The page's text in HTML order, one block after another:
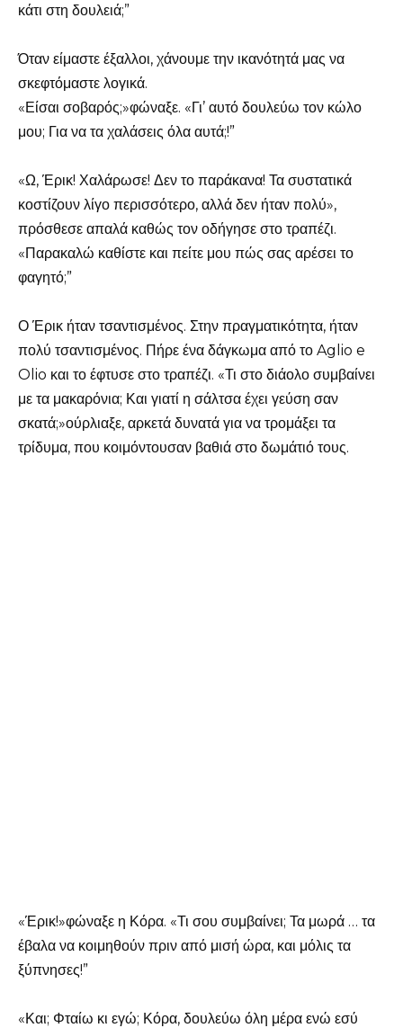
κάτι στη δουλειά;”
Όταν είμαστε έξαλλοι, χάνουμε την ικανότητά μας να
σκεφτόμαστε λογικά.
«Είσαι σοβαρός;»φώναξε. «Γι’ αυτό δουλεύω τον κώλο
μου; Για να τα χαλάσεις όλα αυτά;!”
«Ω, Έρικ! Χαλάρωσε! Δεν το παράκανα! Τα συστατικά
κοστίζουν λίγο περισσότερο, αλλά δεν ήταν πολύ»,
πρόσθεσε απαλά καθώς τον οδήγησε στο τραπέζι.
«Παρακαλώ καθίστε και πείτε μου πώς σας αρέσει το
φαγητό;”
Ο Έρικ ήταν τσαντισμένος. Στην πραγματικότητα, ήταν
πολύ τσαντισμένος. Πήρε ένα δάγκωμα από το Aglio e
Olio και το έφτυσε στο τραπέζι. «Τι στο διάολο συμβαίνει
με τα μακαρόνια; Και γιατί η σάλτσα έχει γεύση σαν
σκατά;»ούρλιαξε, αρκετά δυνατά για να τρομάξει τα
τρίδυμα, που κοιμόντουσαν βαθιά στο δωμάτιό τους.
«Έρικ!»φώναξε η Κόρα. «Τι σου συμβαίνει; Τα μωρά … τα
έβαλα να κοιμηθούν πριν από μισή ώρα, και μόλις τα
ξύπνησες!”
«Και; Φταίω κι εγώ; Κόρα, δουλεύω όλη μέρα ενώ εσύ